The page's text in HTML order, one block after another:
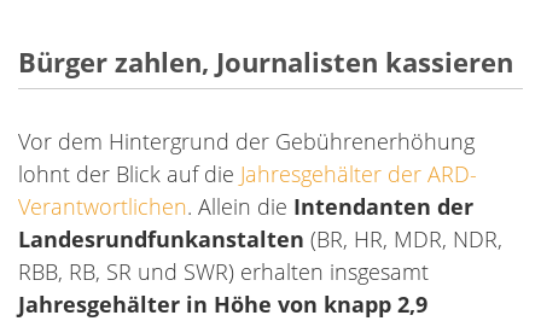
Bürger zahlen, Journalisten kassieren
Vor dem Hintergrund der Gebührenerhöhung
lohnt der Blick auf die Jahresgehälter der ARD-
Verantwortlichen. Allein die Intendanten der
Landesrundfunkanstalten (BR, HR, MDR, NDR,
RBB, RB, SR und SWR) erhalten insgesamt
Jahresgehälter in Höhe von knapp 2,9